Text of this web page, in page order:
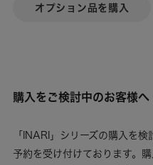
オプション品を購入
購入をご検討中のお客様へ
「INARI」シリーズの購入を
予約を受け付けております。